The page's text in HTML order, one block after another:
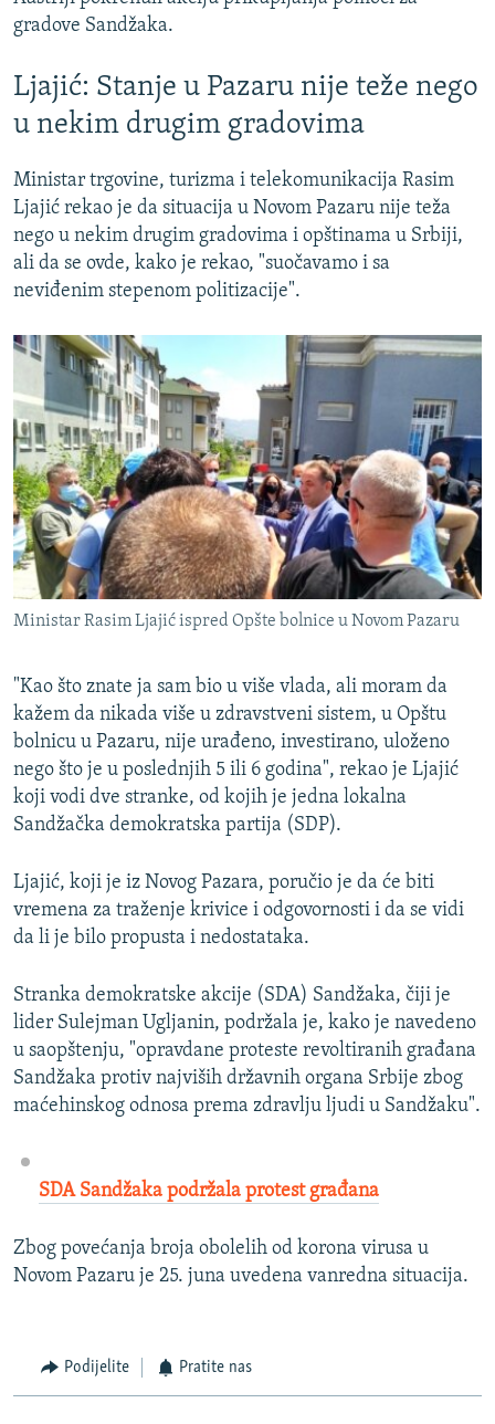
gradove Sandžaka.
Ljajić: Stanje u Pazaru nije teže nego
u nekim drugim gradovima
Ministar trgovine, turizma i telekomunikacija Rasim
Ljajić rekao je da situacija u Novom Pazaru nije teža
nego u nekim drugim gradovima i opštinama u Srbiji,
ali da se ovde, kako je rekao, "suočavamo i sa
neviđenim stepenom politizacije".
Ministar Rasim Ljajić ispred Opšte bolnice u Novom Pazaru
"Kao što znate ja sam bio u više vlada, ali moram da
kažem da nikada više u zdravstveni sistem, u Opštu
bolnicu u Pazaru, nije urađeno, investirano, uloženo
nego što je u poslednjih 5 ili 6 godina", rekao je Ljajić
koji vodi dve stranke, od kojih je jedna lokalna
Sandžačka demokratska partija (SDP).
Ljajić, koji je iz Novog Pazara, poručio je da će biti
vremena za traženje krivice i odgovornosti i da se vidi
da li je bilo propusta i nedostataka.
Stranka demokratske akcije (SDA) Sandžaka, čiji je
lider Sulejman Ugljanin, podržala je, kako je navedeno
u saopštenju, "opravdane proteste revoltiranih građana
Sandžaka protiv najviših državnih organa Srbije zbog
maćehinskog odnosa prema zdravlju ljudi u Sandžaku".
SDA Sandžaka podržala protest građana
Zbog povećanja broja obolelih od korona virusa u
Novom Pazaru je 25. juna uvedena vanredna situacija.
Podijelite Pratite nas